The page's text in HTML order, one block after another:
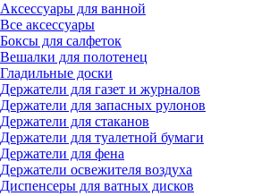
Аксессуары для ванной
Все аксессуары
Боксы для салфеток
Вешалки для полотенец
Гладильные доски
Держатели для газет и журналов
Держатели для запасных рулонов
Держатели для стаканов
Держатели для туалетной бумаги
Держатели для фена
Держатели освежителя воздуха
Диспенсеры для ватных дисков